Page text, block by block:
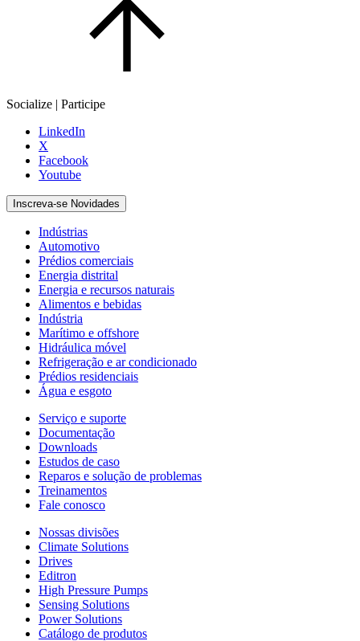
Socialize | Participe
LinkedIn
X
Facebook
Youtube
Inscreva-se Novidades
Indústrias
Automotivo
Prédios comerciais
Energia distrital
Energia e recursos naturais
Alimentos e bebidas
Indústria
Marítimo e offshore
Hidráulica móvel
Refrigeração e ar condicionado
Prédios residenciais
Água e esgoto
Serviço e suporte
Documentação
Downloads
Estudos de caso
Reparos e solução de problemas
Treinamentos
Fale conosco
Nossas divisões
Climate Solutions
Drives
Editron
High Pressure Pumps
Sensing Solutions
Power Solutions
Catálogo de produtos